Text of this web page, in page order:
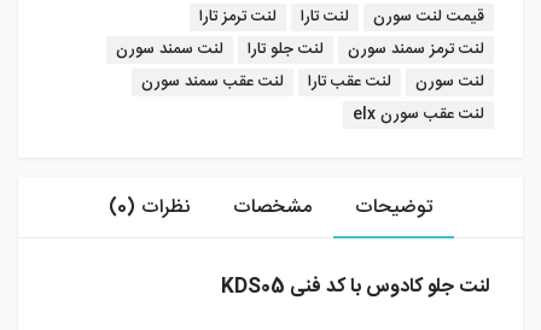
قیمت لنت سورن
لنت تارا
لنت ترمز تارا
لنت ترمز سمند سورن
لنت جلو تارا
لنت سمند سورن
لنت سورن
لنت عقب تارا
لنت عقب سمند سورن
لنت عقب سورن elx
توضیحات مشخصات نظرات (0)
لنت جلو کادوس با کد فنی KDS05